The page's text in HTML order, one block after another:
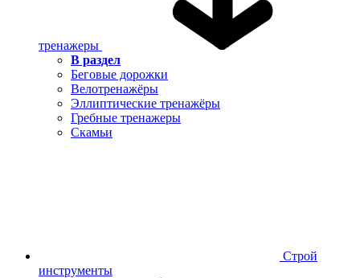
тренажеры
В раздел
Беговые дорожки
Велотренажёры
Эллиптические тренажёры
Гребные тренажеры
Скамьи
Строй
инструменты